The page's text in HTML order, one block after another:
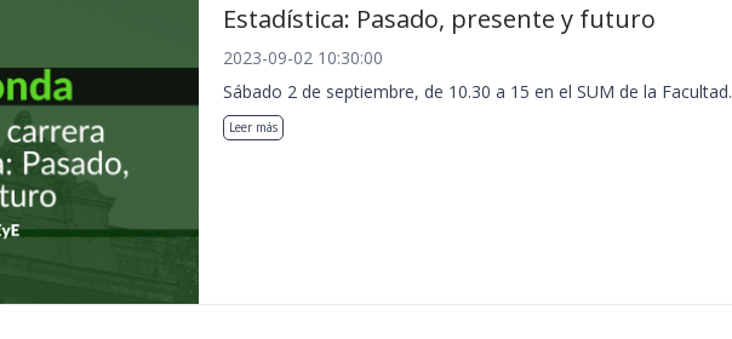
Estadística: Pasado, presente y futuro
2023-09-02 10:30:00
Sábado 2 de septiembre, de 10.30 a 15 en el SUM de la Facultad.
Leer más